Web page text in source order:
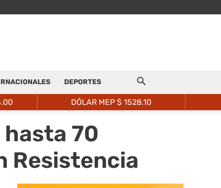
DEPORTES
DÓLAR MEP $ 1528.10
70
Resistencia